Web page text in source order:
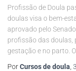
Profissão de Doula
doulas visa o bem-
aprovado pelo
profissão das doulas,
gestação e no parto.
PorCursos de doula